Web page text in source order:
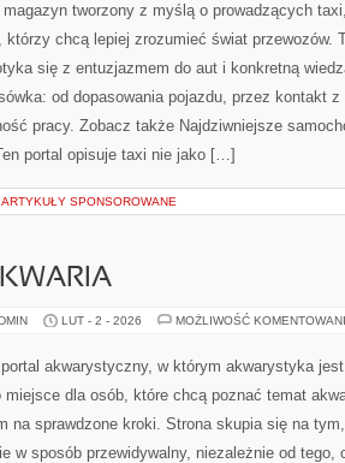
tworzony z myślą o prowadzących
chcą lepiej zrozumieć świat przewozów.
się z entuzjazmem do aut i konkretną
od dopasowania pojazdu, przez kontakt
pracy. Zobacz także Najdziwniejsze
portal opisuje taxi nie jako […]
ARTYKUŁY SPONSOROWANE
LUT - 2 - 2026 MOŻLIWOŚĆ
akwarystyczny, w którym akwarystyka
miejsce dla osób, które chcą poznać temat
na sprawdzone kroki. Strona skupia się na
w sposób przewidywalny, niezależnie od